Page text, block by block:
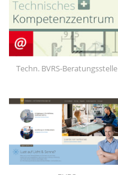
Techn. BVRS-Beratungsstelle